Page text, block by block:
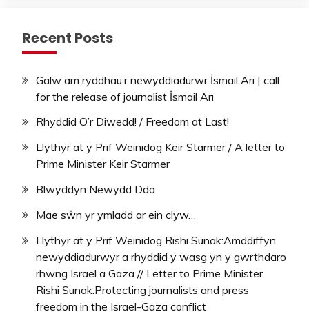
Recent Posts
Galw am ryddhau’r newyddiadurwr İsmail Arı | call
for the release of journalist İsmail Arı
Rhyddid O’r Diwedd! / Freedom at Last!
Llythyr at y Prif Weinidog Keir Starmer / A letter to
Prime Minister Keir Starmer
Blwyddyn Newydd Dda
Mae sŵn yr ymladd ar ein clyw…
Llythyr at y Prif Weinidog Rishi Sunak:Amddiffyn
newyddiadurwyr a rhyddid y wasg yn y gwrthdaro
rhwng Israel a Gaza // Letter to Prime Minister
Rishi Sunak:Protecting journalists and press
freedom in the Israel-Gaza conflict